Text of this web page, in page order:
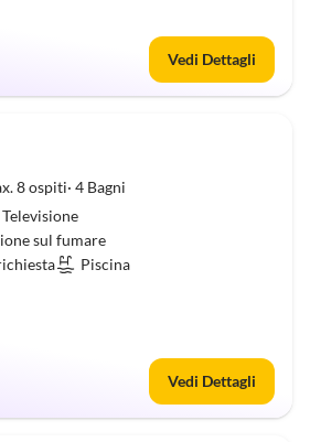
Vedi Dettagli
8 ospiti· 4 Bagni
Televisione
sul fumare
Piscina
Vedi Dettagli